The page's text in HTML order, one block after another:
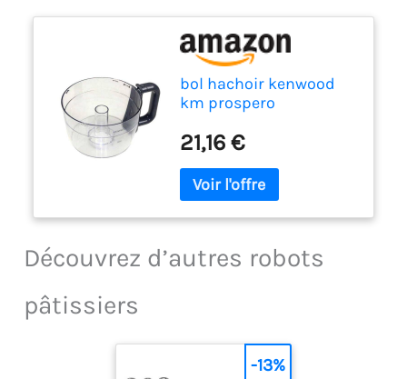
bol hachoir kenwood
km prospero
21,16 €
Découvrez d’autres robots
pâtissiers
-13%